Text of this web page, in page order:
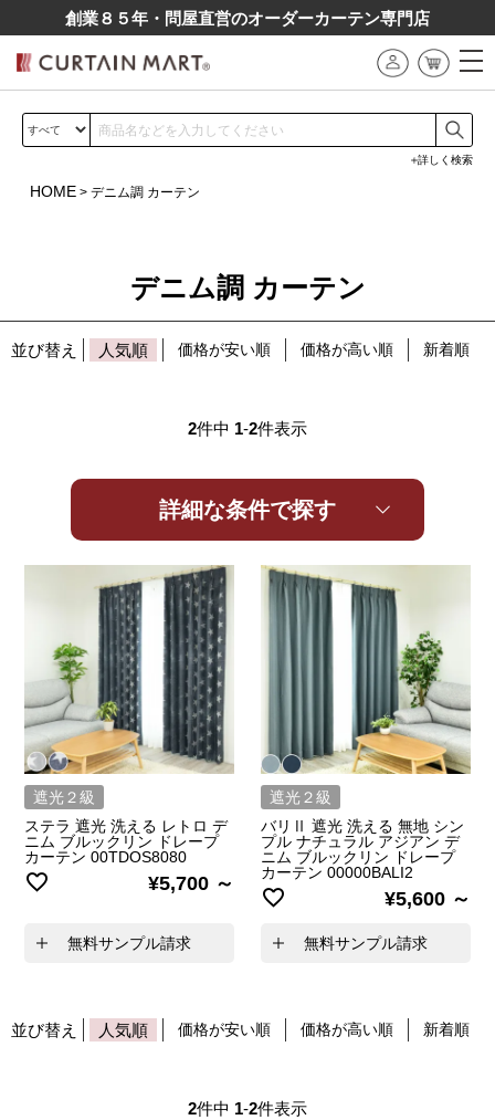
創業８５年・問屋直営のオーダーカーテン専⾨店
詳しく検索
HOME デニム調 カーテン
詳細な条件で探す
デニム調 カーテン
並び替え 人気順 価格が安い順 価格が高い順 新着順
2件中 1-2件表示
遮光２級
ステラ 遮光 洗える レトロ デ
ニム ブルックリン ドレープ
カーテン 00TDOS8080
¥5,700
無料サンプル請求
遮光２級
バリⅡ 遮光 洗える 無地 シン
プル ナチュラル アジアン デ
ニム ブルックリン ドレープ
カーテン 00000BALI2
¥5,600
無料サンプル請求
並び替え 人気順 価格が安い順 価格が高い順 新着順
2件中 1-2件表示